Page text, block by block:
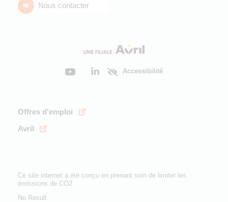
Nous contacter
Accessibilité
Offres d'emploi
Avril
Ce site internet a été conçu en prenant soin de limiter les
émissions de CO2
No Result